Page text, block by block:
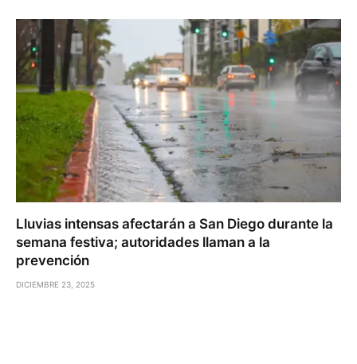
Lluvias intensas afectarán a San Diego durante la
semana festiva; autoridades llaman a la
prevención
DICIEMBRE 23, 2025